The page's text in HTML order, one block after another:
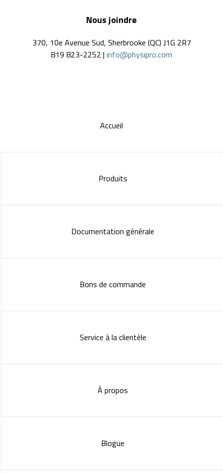
Nous joindre
370, 10e Avenue Sud, Sherbrooke (QC) J1G 2R7
819 823-2252 | info@physipro.com
Accueil
Produits
Documentation générale
Bons de commande
Service à la clientèle
À propos
Blogue